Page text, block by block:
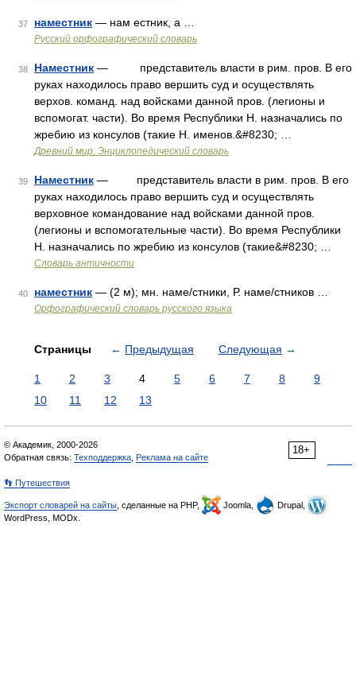
37 наместник — нам естник, а …
Русский орфографический словарь
38 Наместник — представитель власти в рим. пров. В его
руках находилось право вершить суд и осуществлять
верхов. команд. над войсками данной пров. (легионы и
вспомогат. части). Во время Республики Н. назначались по
жребию из консулов (такие Н. именов.&#8230; …
Древний мир. Энциклопедический словарь
39 Наместник — представитель власти в рим. пров. В его
руках находилось право вершить суд и осуществлять
верховное командование над войсками данной пров.
(легионы и вспомогательные части). Во время Республики
Н. назначались по жребию из консулов (такие&#8230; …
Словарь античности
40 наместник — (2 м); мн. наме/стники, Р. наме/стников …
Орфографический словарь русского языка
Страницы ← Предыдущая Следующая →
1 2 3 4 5 6 7 8
9
10
11 12 13
18+
© Академик, 2000-2026
Обратная связь: Техподдержка Реклама на сайте
👣 Путешествия
Экспорт словарей на сайты , сделанные на PHP, Joomla,
Drupal,
WordPress, MODx.